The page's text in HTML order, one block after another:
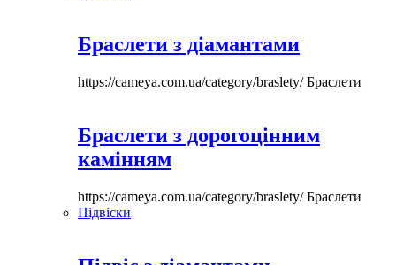
Браслети з діамантами
https://cameya.com.ua/category/braslety/Браслети
Браслети з дорогоцінним
камінням
https://cameya.com.ua/category/braslety/Браслети
Підвіски